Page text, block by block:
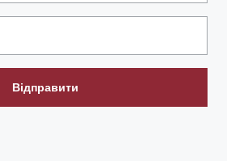
Відправити